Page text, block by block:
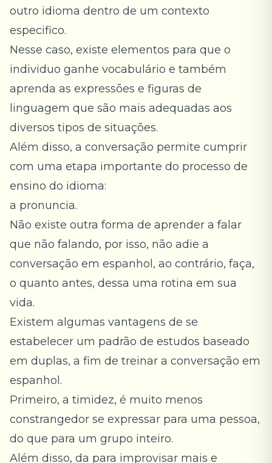
outro idioma dentro de um contexto
especifico.
Nesse caso, existe elementos para que o
individuo ganhe vocabulário e também
aprenda as expressões e figuras de
linguagem que são mais adequadas aos
diversos tipos de situações.
Além disso, a conversação permite cumprir
com uma etapa importante do processo de
ensino do idioma:
a pronuncia.
Não existe outra forma de aprender a falar
que não falando, por isso, não adie a
conversação em espanhol, ao contrário, faça,
o quanto antes, dessa uma rotina em sua
vida.
Existem algumas vantagens de se
estabelecer um padrão de estudos baseado
em duplas, a fim de treinar a conversação em
espanhol.
Primeiro, a timidez, é muito menos
constrangedor se expressar para uma pessoa,
do que para um grupo inteiro.
Além disso, da para improvisar mais e